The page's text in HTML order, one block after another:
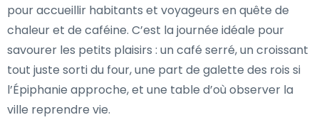
pour accueillir habitants et voyageurs en quête de
chaleur et de caféine. C’est la journée idéale pour
savourer les petits plaisirs : un café serré, un croissant
tout juste sorti du four, une part de galette des rois si
l’Épiphanie approche, et une table d’où observer la
ville reprendre vie.